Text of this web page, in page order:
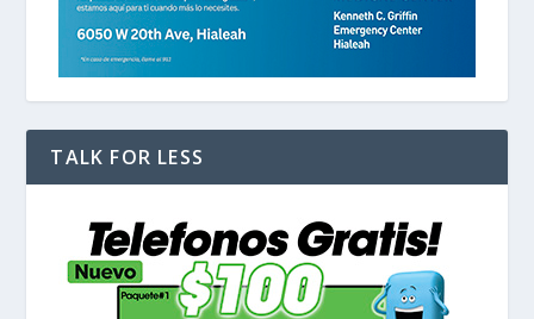
TALK FOR LESS